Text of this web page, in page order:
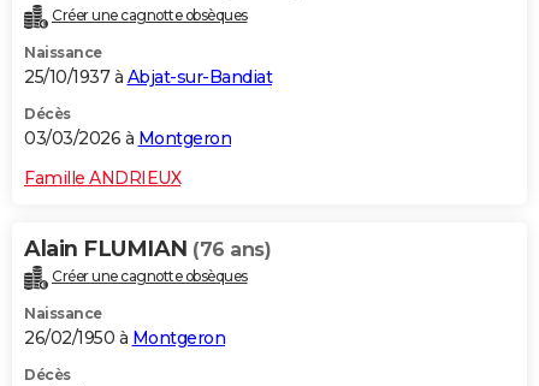
Créer une cagnotte obsèques
Naissance
25/10/1937 à Abjat-sur-Bandiat
Décès
03/03/2026 à Montgeron
Famille ANDRIEUX
Alain FLUMIAN (76 ans)
Créer une cagnotte obsèques
Naissance
26/02/1950 à Montgeron
Décès